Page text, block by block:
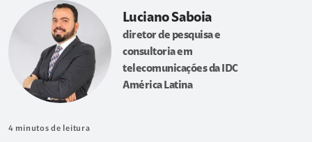
Luciano Saboia
diretor de pesquisa e
consultoria em
telecomunicações da IDC
América Latina
4 minutos de leitura